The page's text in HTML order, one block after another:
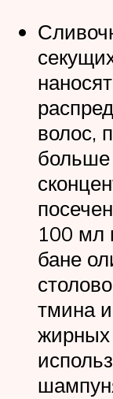
волос,
больше
100 мл
бане
тмина